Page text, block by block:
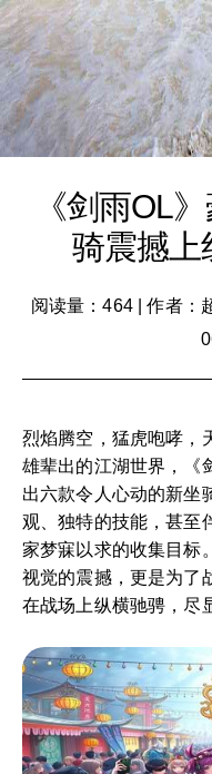
《剑雨OL
骑震撼上
阅读量：464|作者：
烈焰腾空，猛虎咆哮
雄辈出的江湖世界，《
出六款令人心动的新坐
观、独特的技能，甚至
家梦寐以求的收集目标
视觉的震撼，更是为了
在战场上纵横驰骋，尽